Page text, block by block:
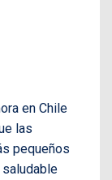
en Chile
las
pequeños
saludable